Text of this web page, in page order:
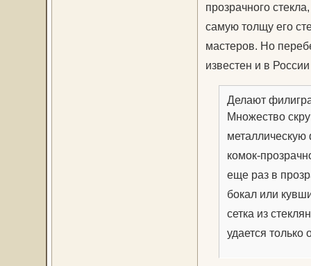
прозрачного
самую толщу его
мастеров. Но
известен и в
Делают
Множество
комок-
еще раз в
бокал или
сетка из
удается только